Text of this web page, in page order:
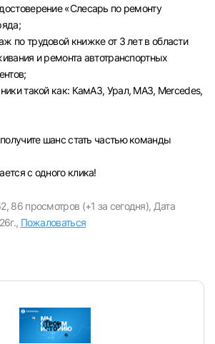
«Слесарь по ремонту
по трудовой книжке от 3 лет в области
и ремонта автотранспортных
такой как: КамАЗ, Урал, МАЗ, Mercedes,
шанс стать частью команды
с одного клика!
86 просмотров (+1 за сегодня), Дата
Пожаловаться